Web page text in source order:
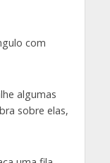
com
algumas
sobre elas,